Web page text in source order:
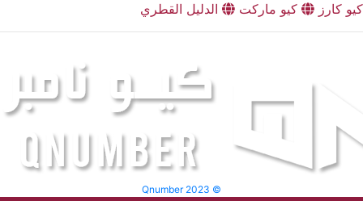
كيو كارز
كيو ماركت الدليل القطري
Qnumber 2023 ©